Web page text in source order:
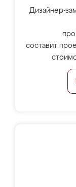
Дизайнер-
составит